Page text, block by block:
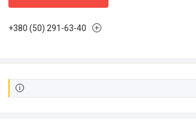
+380 (50) 291-63-40